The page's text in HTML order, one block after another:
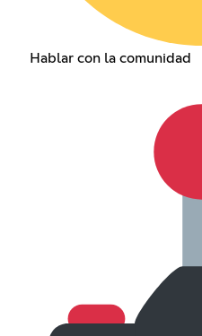
Hablar con la comunidad